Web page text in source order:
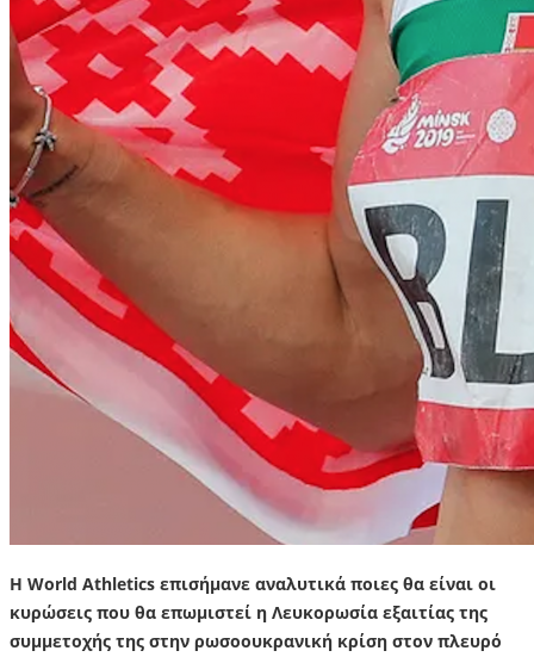
Η World Athletics επισήμανε αναλυτικά ποιες θα είναι οι
κυρώσεις που θα επωμιστεί η Λευκορωσία εξαιτίας της
συμμετοχής της στην ρωσοουκρανική κρίση στον πλευρό